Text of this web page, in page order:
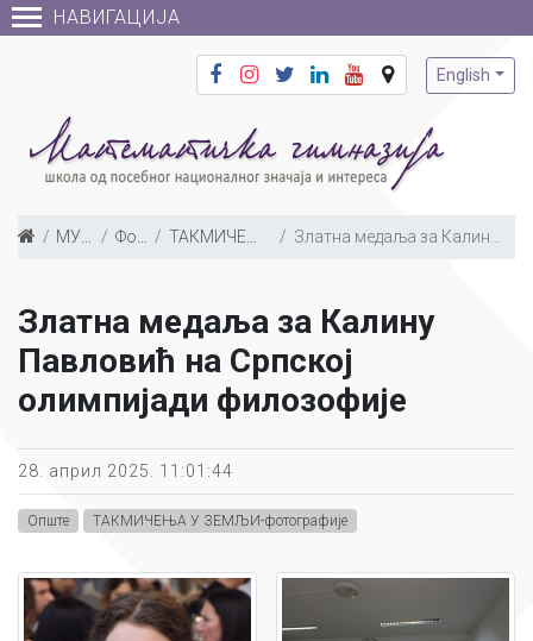
НАВИГАЦИЈА
English
МУЛТИМЕДИЈА Фото галерија ТАКМИЧЕЊА У ЗЕМЉИ-фотографије Златна медаља за Калину Павловић на Српској олимпијади филозофије
Златна медаља за Калину
Павловић на Српској
олимпијади филозофије
28. април 2025. 11:01:44
Опште ТАКМИЧЕЊА У ЗЕМЉИ-фотографије